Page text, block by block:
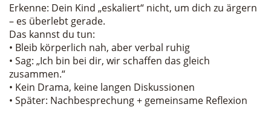
Erkenne: Dein Kind „eskaliert“ nicht, um dich zu ärgern
– es überlebt gerade.
Das kannst du tun:
• Bleib körperlich nah, aber verbal ruhig
• Sag: „Ich bin bei dir, wir schaffen das gleich
zusammen.“
• Kein Drama, keine langen Diskussionen
• Später: Nachbesprechung + gemeinsame Reflexion